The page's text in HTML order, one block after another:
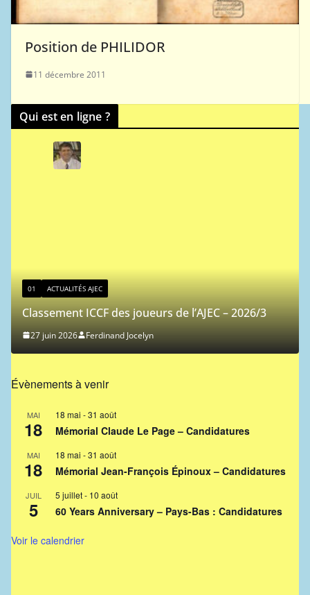
Position de PHILIDOR
11 décembre 2011
Qui est en ligne ?
01 ACTUALITÉS AJEC
Classement ICCF des joueurs de l’AJEC – 2026/3
27 juin 2026 Ferdinand Jocelyn
Évènements à venir
MAI
18
18 mai -31 août
Mémorial Claude Le Page – Candidatures
MAI
18
18 mai -31 août
Mémorial Jean-François Épinoux – Candidatures
JUIL
5
5 juillet- 10 août
60 Years Anniversary – Pays-Bas : Candidatures
Voir le calendrier